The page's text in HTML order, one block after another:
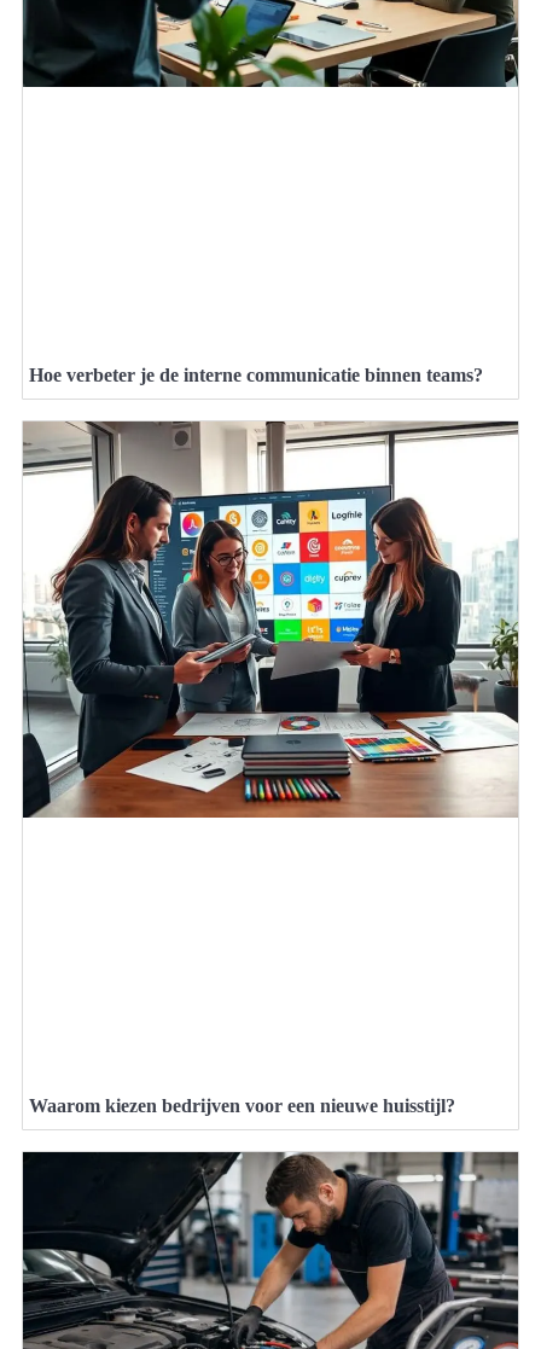
Hoe verbeter je de interne communicatie binnen teams?
Waarom kiezen bedrijven voor een nieuwe huisstijl?